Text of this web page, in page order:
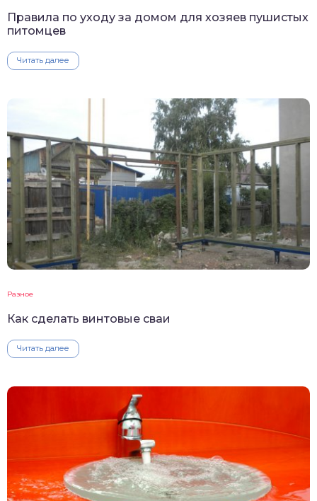
Правила по уходу за домом для хозяев пушистых
питомцев
Читать далее
Разное
Как сделать винтовые сваи
Читать далее